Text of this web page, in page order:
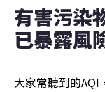
有害污染
已暴露風
大家常聽到的